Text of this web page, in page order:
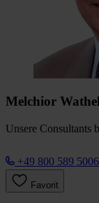
Melchior
Unsere Consultants
+49 800 589
Favorit